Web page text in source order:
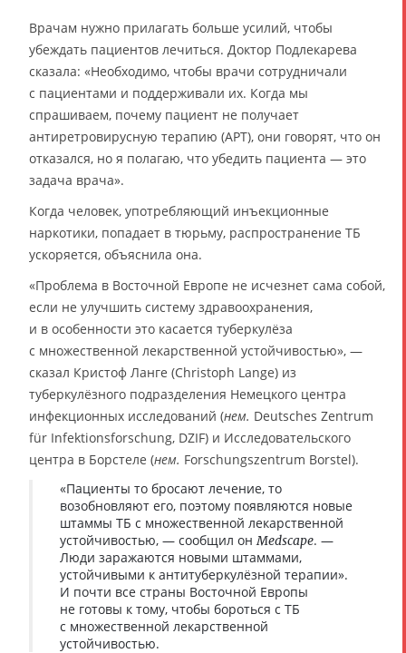
Врачам нужно прилагать больше усилий, чтобы
убеждать пациентов лечиться. Доктор Подлекарева
сказала: «Необходимо, чтобы врачи сотрудничали
с пациентами и поддерживали их. Когда мы
спрашиваем, почему пациент не получает
антиретровирусную терапию (АРТ), они говорят, что он
отказался, но я полагаю, что убедить пациента — это
задача врача».
Когда человек, употребляющий инъекционные
наркотики, попадает в тюрьму, распространение ТБ
ускоряется, объяснила она.
«Проблема в Восточной Европе не исчезнет сама собой,
если не улучшить систему здравоохранения,
и в особенности это касается туберкулёза
с множественной лекарственной устойчивостью», —
сказал Кристоф Ланге (Christoph Lange) из
туберкулёзного подразделения Немецкого центра
инфекционных исследований (нем. Deutsches Zentrum
für Infektionsforschung, DZIF) и Исследовательского
центра в Борстеле (нем. Forschungszentrum Borstel).
«Пациенты то бросают лечение, то
возобновляют его, поэтому появляются новые
штаммы ТБ с множественной лекарственной
устойчивостью, — сообщил онMedscape. —
Люди заражаются новыми штаммами,
устойчивыми к антитуберкулёзной терапии».
И почти все страны Восточной Европы
не готовы к тому, чтобы бороться с ТБ
с множественной лекарственной
устойчивостью.